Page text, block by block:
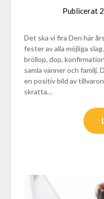
Publicerat
Det ska vi fira Den här
fester av alla möjliga
bröllop, dop,
samla vänner och
en positiv bild av
skratta…